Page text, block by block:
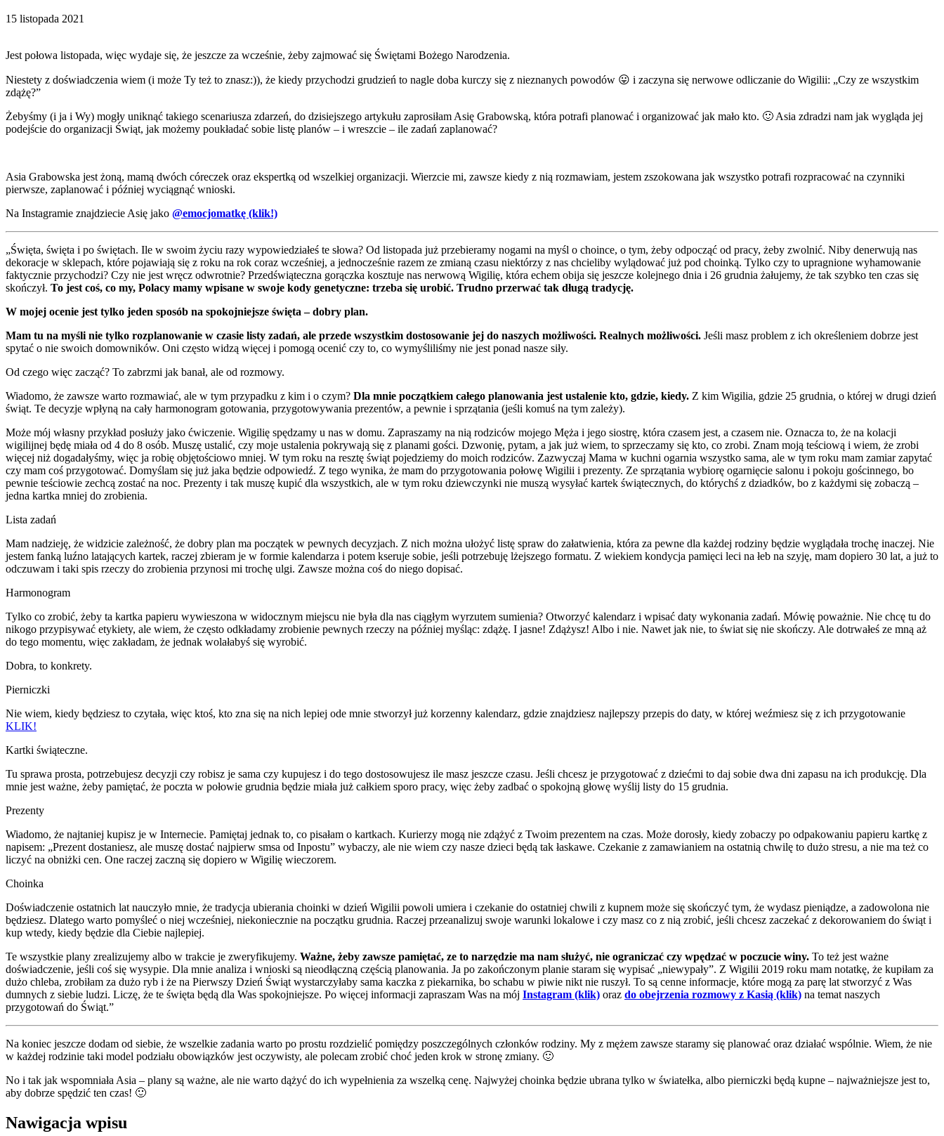
15 listopada 2021
Jest połowa listopada, więc wydaje się, że jeszcze za wcześnie, żeby zajmować się Świętami Bożego Narodzenia.
Niestety z doświadczenia wiem (i może Ty też to znasz:)), że kiedy przychodzi grudzień to nagle doba kurczy się z nieznanych powodów 😛 i zaczyna się nerwowe odliczanie do Wigilii: „Czy ze wszystkim
zdążę?”
Żebyśmy (i ja i Wy) mogły uniknąć takiego scenariusza zdarzeń, do dzisiejszego artykułu zaprosiłam Asię Grabowską, która potrafi planować i organizować jak mało kto. 🙂 Asia zdradzi nam jak wygląda jej
podejście do organizacji Świąt, jak możemy poukładać sobie listę planów – i wreszcie – ile zadań zaplanować?
Asia Grabowska jest żoną, mamą dwóch córeczek oraz ekspertką od wszelkiej organizacji. Wierzcie mi, zawsze kiedy z nią rozmawiam, jestem zszokowana jak wszystko potrafi rozpracować na czynniki
pierwsze, zaplanować i później wyciągnąć wnioski.
Na Instagramie znajdziecie Asię jako @emocjomatkę (klik!)
„Święta, święta i po świętach. Ile w swoim życiu razy wypowiedziałeś te słowa? Od listopada już przebieramy nogami na myśl o choince, o tym, żeby odpocząć od pracy, żeby zwolnić. Niby denerwują nas
dekoracje w sklepach, które pojawiają się z roku na rok coraz wcześniej, a jednocześnie razem ze zmianą czasu niektórzy z nas chcieliby wylądować już pod choinką. Tylko czy to upragnione wyhamowanie
faktycznie przychodzi? Czy nie jest wręcz odwrotnie? Przedświąteczna gorączka kosztuje nas nerwową Wigilię, która echem obija się jeszcze kolejnego dnia i 26 grudnia żałujemy, że tak szybko ten czas się
skończył. To jest coś, co my, Polacy mamy wpisane w swoje kody genetyczne: trzeba się urobić. Trudno przerwać tak długą tradycję.
W mojej ocenie jest tylko jeden sposób na spokojniejsze święta – dobry plan.
Mam tu na myśli nie tylko rozplanowanie w czasie listy zadań, ale przede wszystkim dostosowanie jej do naszych możliwości. Realnych możliwości. Jeśli masz problem z ich określeniem dobrze jest
spytać o nie swoich domowników. Oni często widzą więcej i pomogą ocenić czy to, co wymyśliliśmy nie jest ponad nasze siły.
Od czego więc zacząć? To zabrzmi jak banał, ale od rozmowy.
Wiadomo, że zawsze warto rozmawiać, ale w tym przypadku z kim i o czym? Dla mnie początkiem całego planowania jest ustalenie kto, gdzie, kiedy. Z kim Wigilia, gdzie 25 grudnia, o której w drugi dzień
świąt. Te decyzje wpłyną na cały harmonogram gotowania, przygotowywania prezentów, a pewnie i sprzątania (jeśli komuś na tym zależy).
Może mój własny przykład posłuży jako ćwiczenie. Wigilię spędzamy u nas w domu. Zapraszamy na nią rodziców mojego Męża i jego siostrę, która czasem jest, a czasem nie. Oznacza to, że na kolacji
wigilijnej będę miała od 4 do 8 osób. Muszę ustalić, czy moje ustalenia pokrywają się z planami gości. Dzwonię, pytam, a jak już wiem, to sprzeczamy się kto, co zrobi. Znam moją teściową i wiem, że zrobi
więcej niż dogadałyśmy, więc ja robię objętościowo mniej. W tym roku na resztę świąt pojedziemy do moich rodziców. Zazwyczaj Mama w kuchni ogarnia wszystko sama, ale w tym roku mam zamiar zapytać
czy mam coś przygotować. Domyślam się już jaka będzie odpowiedź. Z tego wynika, że mam do przygotowania połowę Wigilii i prezenty. Ze sprzątania wybiorę ogarnięcie salonu i pokoju gościnnego, bo
pewnie teściowie zechcą zostać na noc. Prezenty i tak muszę kupić dla wszystkich, ale w tym roku dziewczynki nie muszą wysyłać kartek świątecznych, do którychś z dziadków, bo z każdymi się zobaczą –
jedna kartka mniej do zrobienia.
Lista zadań
Mam nadzieję, że widzicie zależność, że dobry plan ma początek w pewnych decyzjach. Z nich można ułożyć listę spraw do załatwienia, która za pewne dla każdej rodziny będzie wyglądała trochę inaczej. Nie
jestem fanką luźno latających kartek, raczej zbieram je w formie kalendarza i potem kseruje sobie, jeśli potrzebuję lżejszego formatu. Z wiekiem kondycja pamięci leci na łeb na szyję, mam dopiero 30 lat, a już to
odczuwam i taki spis rzeczy do zrobienia przynosi mi trochę ulgi. Zawsze można coś do niego dopisać.
Harmonogram
Tylko co zrobić, żeby ta kartka papieru wywieszona w widocznym miejscu nie była dla nas ciągłym wyrzutem sumienia? Otworzyć kalendarz i wpisać daty wykonania zadań. Mówię poważnie. Nie chcę tu do
nikogo przypisywać etykiety, ale wiem, że często odkładamy zrobienie pewnych rzeczy na później myśląc: zdążę. I jasne! Zdążysz! Albo i nie. Nawet jak nie, to świat się nie skończy. Ale dotrwałeś ze mną aż
do tego momentu, więc zakładam, że jednak wolałabyś się wyrobić.
Dobra, to konkrety.
Pierniczki
Nie wiem, kiedy będziesz to czytała, więc ktoś, kto zna się na nich lepiej ode mnie stworzył już korzenny kalendarz, gdzie znajdziesz najlepszy przepis do daty, w której weźmiesz się z ich przygotowanie
KLIK!
Kartki świąteczne.
Tu sprawa prosta, potrzebujesz decyzji czy robisz je sama czy kupujesz i do tego dostosowujesz ile masz jeszcze czasu. Jeśli chcesz je przygotować z dziećmi to daj sobie dwa dni zapasu na ich produkcję. Dla
mnie jest ważne, żeby pamiętać, że poczta w połowie grudnia będzie miała już całkiem sporo pracy, więc żeby zadbać o spokojną głowę wyślij listy do 15 grudnia.
Prezenty
Wiadomo, że najtaniej kupisz je w Internecie. Pamiętaj jednak to, co pisałam o kartkach. Kurierzy mogą nie zdążyć z Twoim prezentem na czas. Może dorosły, kiedy zobaczy po odpakowaniu papieru kartkę z
napisem: „Prezent dostaniesz, ale muszę dostać najpierw smsa od Inpostu” wybaczy, ale nie wiem czy nasze dzieci będą tak łaskawe. Czekanie z zamawianiem na ostatnią chwilę to dużo stresu, a nie ma też co
liczyć na obniżki cen. One raczej zaczną się dopiero w Wigilię wieczorem.
Choinka
Doświadczenie ostatnich lat nauczyło mnie, że tradycja ubierania choinki w dzień Wigilii powoli umiera i czekanie do ostatniej chwili z kupnem może się skończyć tym, że wydasz pieniądze, a zadowolona nie
będziesz. Dlatego warto pomyśleć o niej wcześniej, niekoniecznie na początku grudnia. Raczej przeanalizuj swoje warunki lokalowe i czy masz co z nią zrobić, jeśli chcesz zaczekać z dekorowaniem do świąt i
kup wtedy, kiedy będzie dla Ciebie najlepiej.
Te wszystkie plany zrealizujemy albo w trakcie je zweryfikujemy. Ważne, żeby zawsze pamiętać, ze to narzędzie ma nam służyć, nie ograniczać czy wpędzać w poczucie winy. To też jest ważne
doświadczenie, jeśli coś się wysypie. Dla mnie analiza i wnioski są nieodłączną częścią planowania. Ja po zakończonym planie staram się wypisać „niewypały”. Z Wigilii 2019 roku mam notatkę, że kupiłam za
dużo chleba, zrobiłam za dużo ryb i że na Pierwszy Dzień Świąt wystarczyłaby sama kaczka z piekarnika, bo schabu w piwie nikt nie ruszył. To są cenne informacje, które mogą za parę lat stworzyć z Was
dumnych z siebie ludzi. Liczę, że te święta będą dla Was spokojniejsze. Po więcej informacji zapraszam Was na mój Instagram (klik) oraz do obejrzenia rozmowy z Kasią (klik) na temat naszych
przygotowań do Świąt.”
Na koniec jeszcze dodam od siebie, że wszelkie zadania warto po prostu rozdzielić pomiędzy poszczególnych członków rodziny. My z mężem zawsze staramy się planować oraz działać wspólnie. Wiem, że nie
w każdej rodzinie taki model podziału obowiązków jest oczywisty, ale polecam zrobić choć jeden krok w stronę zmiany. 🙂
No i tak jak wspomniała Asia – plany są ważne, ale nie warto dążyć do ich wypełnienia za wszelką cenę. Najwyżej choinka będzie ubrana tylko w światełka, albo pierniczki będą kupne – najważniejsze jest to,
aby dobrze spędzić ten czas! 🙂
Nawigacja wpisu